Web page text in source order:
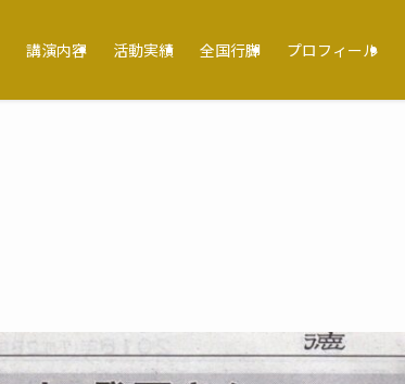
講演内容 活動実績 全国行脚 プロフィール